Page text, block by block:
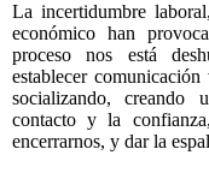
La incertidumbre
económico han
proceso nos está
establecer
socializando, creando
contacto y la
encerrarnos, y dar la